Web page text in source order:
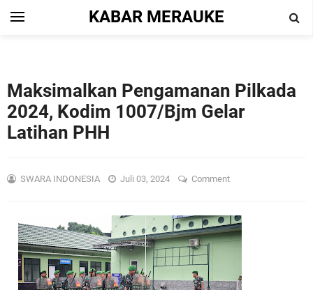
KABAR MERAUKE
Maksimalkan Pengamanan Pilkada
2024, Kodim 1007/Bjm Gelar
Latihan PHH
SWARA INDONESIA Juli 03, 2024 Comment